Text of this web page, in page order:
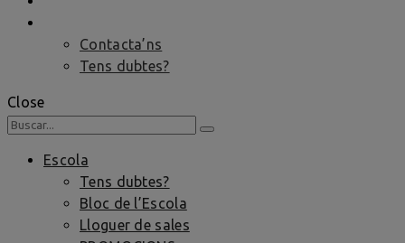
Contacta’ns
Tens dubtes?
Close
Escola
Tens dubtes?
Bloc de l’Escola
Lloguer de sales